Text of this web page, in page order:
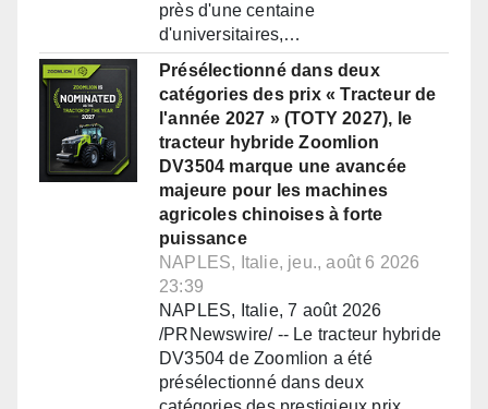
près d'une centaine
d'universitaires,…
Présélectionné dans deux
catégories des prix « Tracteur de
l'année 2027 » (TOTY 2027), le
tracteur hybride Zoomlion
DV3504 marque une avancée
majeure pour les machines
agricoles chinoises à forte
puissance
NAPLES, Italie, jeu., août 6 2026
23:39
NAPLES, Italie, 7 août 2026
/PRNewswire/ -- Le tracteur hybride
DV3504 de Zoomlion a été
présélectionné dans deux